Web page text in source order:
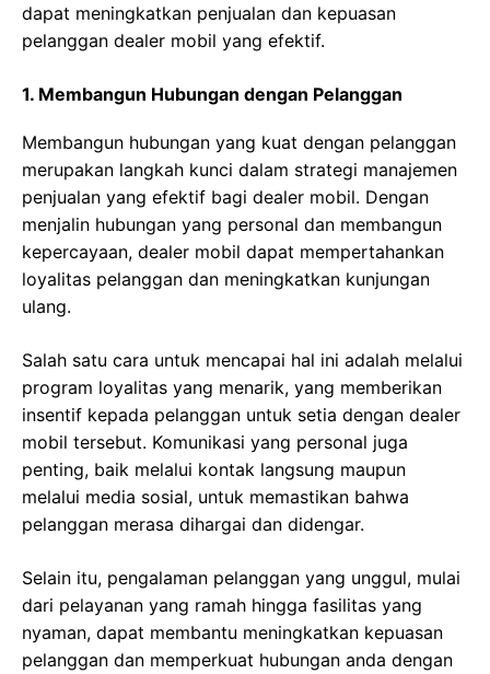
dapat meningkatkan penjualan dan kepuasan
pelanggan dealer mobil yang efektif.
1. Membangun Hubungan dengan Pelanggan
Membangun hubungan yang kuat dengan pelanggan
merupakan langkah kunci dalam strategi manajemen
penjualan yang efektif bagi dealer mobil. Dengan
menjalin hubungan yang personal dan membangun
kepercayaan, dealer mobil dapat mempertahankan
loyalitas pelanggan dan meningkatkan kunjungan
ulang.
Salah satu cara untuk mencapai hal ini adalah melalui
program loyalitas yang menarik, yang memberikan
insentif kepada pelanggan untuk setia dengan dealer
mobil tersebut. Komunikasi yang personal juga
penting, baik melalui kontak langsung maupun
melalui media sosial, untuk memastikan bahwa
pelanggan merasa dihargai dan didengar.
Selain itu, pengalaman pelanggan yang unggul, mulai
dari pelayanan yang ramah hingga fasilitas yang
nyaman, dapat membantu meningkatkan kepuasan
pelanggan dan memperkuat hubungan anda dengan